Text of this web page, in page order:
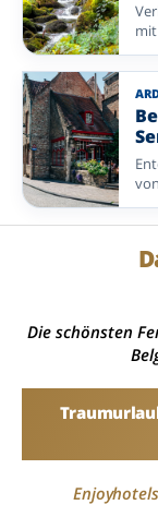
an
Die schönsten